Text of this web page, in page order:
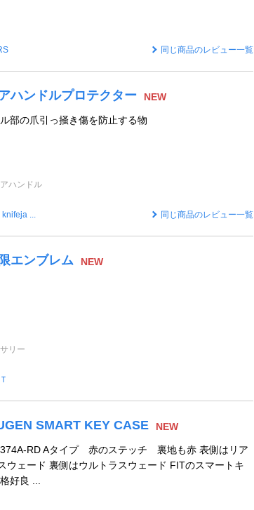
同じ商品のレビュー一覧
ハンドルプロテクター NEW
部の爪引っ掻き傷を防止する物
ハンドル
knifeja ... 同じ商品のレビュー一覧
エンブレム NEW
リー
SMART KEY CASE NEW
RD Aタイプ 赤のステッチ 裏地も赤 表側はリア
ウェード 裏側はウルトラスウェード FITのスマートキ
好良 ...